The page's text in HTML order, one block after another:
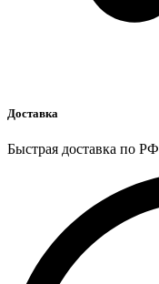
Доставка
Быстрая доставка по РФ